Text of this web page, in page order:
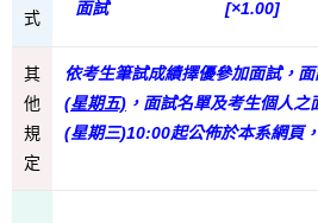
式
面試 [×1.00]
其
他
規
定
依考生筆試成績擇優參加面試，面
(星期五) ，面試名單及考生個人
(星期三)10:00起公佈於本系網頁